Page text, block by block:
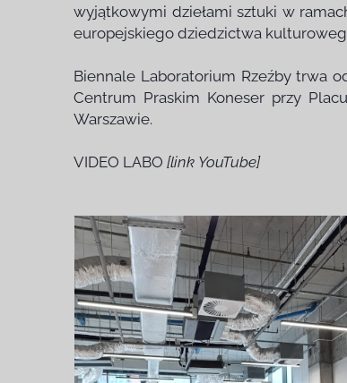
wyjątkowymi dziełami sztuki w
europejskiego dziedzictwa
Biennale Laboratorium Rzeźby trwa
Centrum Praskim Koneser przy
Warszawie.
VIDEO LABO [link YouTube]